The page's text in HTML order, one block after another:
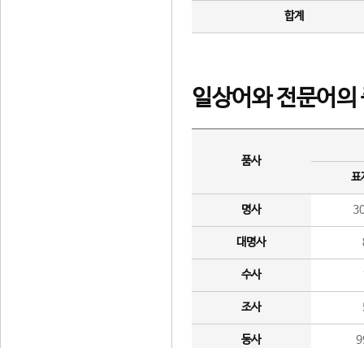
합계
일상어와 전문어의
품사
표
명사
대명사
수사
조사
동사